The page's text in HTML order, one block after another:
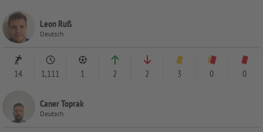
Leon Ruß
Deutsch
14 1,111 1 2 2 3 0 0
Caner Toprak
Deutsch